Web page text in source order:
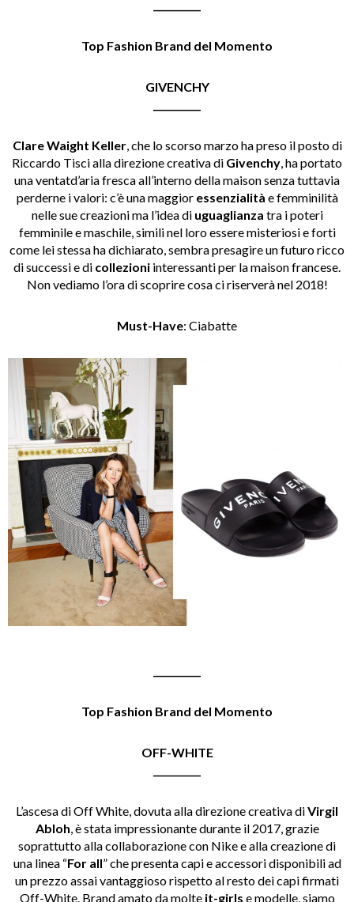
Top Fashion Brand del Momento
GIVENCHY
Clare Waight Keller, che lo scorso marzo ha preso il posto di
Riccardo Tisci alla direzione creativa di Givenchy , ha portato
una ventatd’aria fresca all’interno della maison senza tuttavia
perderne i valori: c’è una maggior essenzialità e femminilità
nelle sue creazioni ma l’idea di uguaglianza tra i poteri
femminile e maschile, simili nel loro essere misteriosi e forti
come lei stessa ha dichiarato, sembra presagire un futuro ricco
di successi e di collezioni interessanti per la maison francese.
Non vediamo l’ora di scoprire cosa ci riserverà nel 2018!
Must-Have: Ciabatte
Top Fashion Brand del Momento
OFF-WHITE
L’ascesa di Off White, dovuta alla direzione creativa diVirgil
Abloh, è stata impressionante durante il 2017, grazie
soprattutto alla collaborazione con Nike e alla creazione di
una linea “For all” che presenta capi e accessori disponibili ad
un prezzo assai vantaggioso rispetto al resto dei capi firmati
Off-White. Brand amato da molte it-girls e modelle, siamo